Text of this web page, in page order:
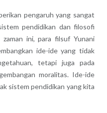
pengaruh yang sangat
pendidikan dan filosofi
ini, para filsuf Yunani
ide-ide yang tidak
tetapi juga pada
moralitas. Ide-ide
sistem pendidikan yang kita